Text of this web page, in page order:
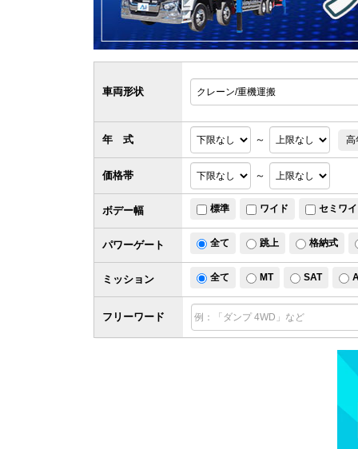
車両形状
価格帯 ～
フリーワード
年 式 ～ 高
ボデー幅 標準 ワイド セミワ
パワーゲート 全て 跳上 格納式
ミッション 全て MT SAT